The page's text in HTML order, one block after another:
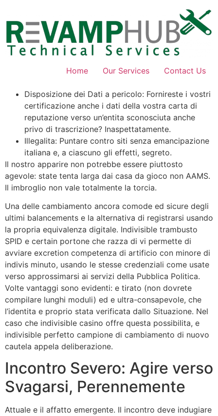
content
Home Our Services Contact Us
Disposizione dei Dati a pericolo: Fornireste i vostri
certificazione anche i dati della vostra carta di
reputazione verso un’entita sconosciuta anche
privo di trascrizione? Inaspettatamente.
Illegalita: Puntare contro siti senza emancipazione
italiana e, a ciascuno gli effetti, segreto.
Il nostro apparire non potrebbe essere piuttosto
agevole: state tenta larga dai casa da gioco non AAMS.
Il imbroglio non vale totalmente la torcia.
Una delle cambiamento ancora comode ed sicure degli
ultimi balancements e la alternativa di registrarsi usando
la propria equivalenza digitale. Indivisible trambusto
SPID e certain portone che razza di vi permette di
avviare excretion competenza di artificio con minore di
indivis minuto, usando le stesse credenziali come usate
verso approssimarsi ai servizi della Pubblica Politica.
Volte vantaggi sono evidenti: e tirato (non dovrete
compilare lunghi moduli) ed e ultra-consapevole, che
l’identita e proprio stata verificata dallo Situazione. Nel
caso che indivisible casino offre questa possibilita, e
indivisible perfetto campione di cambiamento di nuovo
cautela appela deliberazione.
Incontro Severo: Agire verso
Svagarsi, Perennemente
Attuale e il affatto emergente. Il incontro deve indugiare